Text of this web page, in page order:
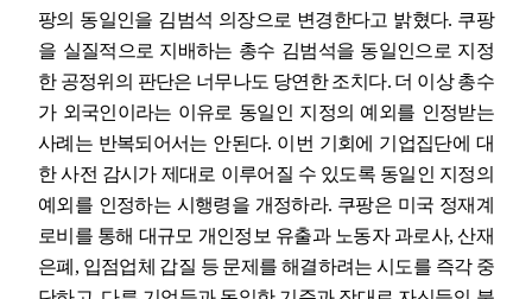
팡의 동일인을 김범석 의장으로 변경한다고 밝혔다. 쿠팡
을 실질적으로 지배하는 총수 김범석을 동일인으로 지정
한 공정위의 판단은 너무나도 당연한 조치다. 더 이상 총수
가 외국인이라는 이유로 동일인 지정의 예외를 인정받는
사례는 반복되어서는 안된다. 이번 기회에 기업집단에 대
한 사전 감시가 제대로 이루어질 수 있도록 동일인 지정의
예외를 인정하는 시행령을 개정하라. 쿠팡은 미국 정재계
로비를 통해 대규모 개인정보 유출과 노동자 과로사,산재
은폐 , 입점업체 갑질 등 문제를 해결하려는 시도를 즉각 중